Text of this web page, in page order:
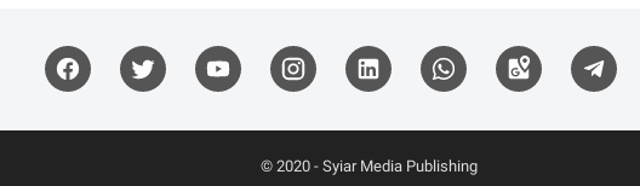
© 2020 - Syiar Media Publishing